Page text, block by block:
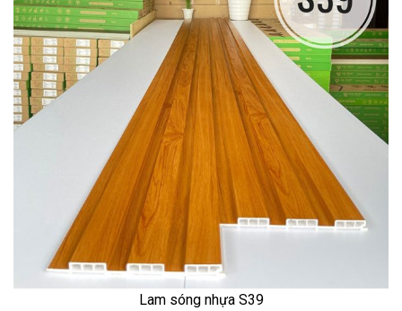
Lam sóng nhựa S39